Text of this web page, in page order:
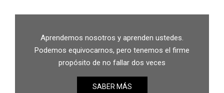
Aprendemos nosotros y aprenden ustedes.
Podemos equivocarnos, pero tenemos el firme
propósito de no fallar dos veces
SABER MÁS